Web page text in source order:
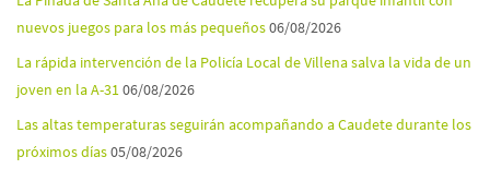
nuevos juegos para los más pequeños06/08/2026
La rápida intervención de la Policía Local de Villena salva la vida de un
joven en la A-3106/08/2026
Las altas temperaturas seguirán acompañando a Caudete durante los
próximos días05/08/2026